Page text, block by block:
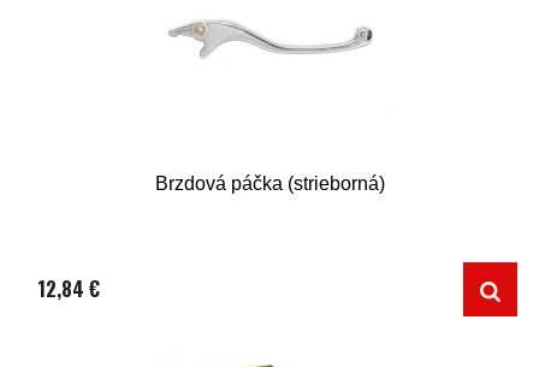
Brzdová páčka (strieborná)
12,84 €